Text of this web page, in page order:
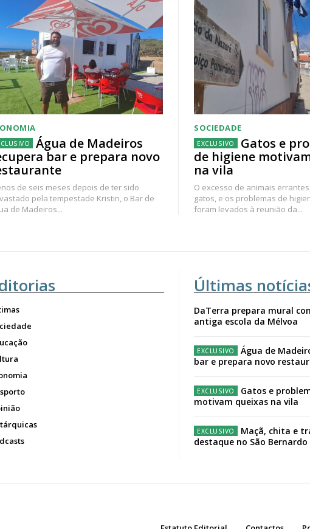
Água de Madeiros
bar e prepara novo
de seis meses depois de ter sido
pela tempestade Kristin, o Bar de
de Madeiros...
SOCIEDADE
Gatos e
de higiene
na vila
O excesso de animais
gatos, e os problemas de
foram levados à reunião da...
Últimas
DaTerra prepara mural
antiga escola da Mélvoa
Água de
bar e prepara novo
Gatos e
motivam queixas na vila
Maçã, chita e
destaque no São Bernardo